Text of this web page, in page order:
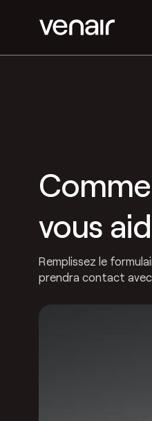
vous
Remplissez le
prendra contact avec